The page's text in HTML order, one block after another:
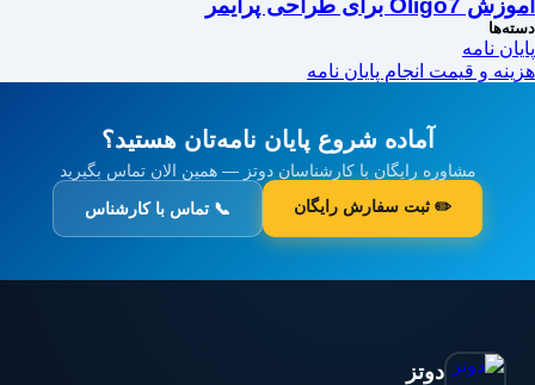
آموزش Oligo7 برای طراحی پرایمر
دسته‌ها
پایان نامه
هزینه و قیمت انجام پایان نامه
آماده شروع پایان نامه‌تان هستید؟
مشاوره رایگان با کارشناسان دوتز — همین الان تماس بگیرید
✏️ ثبت سفارش رایگان 📞 تماس با کارشناس
دوتز